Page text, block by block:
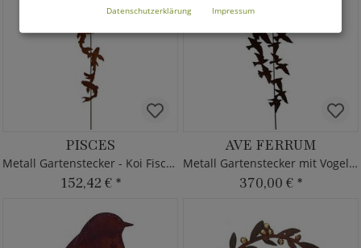
PISCES
Metall Gartenstecker - Koi Fische
152,42 € *
AVE FERRUM
Metall Gartenstecker mit Vogelschwarm
370,00 € *
Datenschutzerklärung Impressum